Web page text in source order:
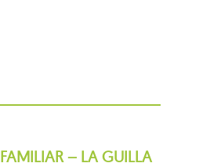
– LA GUILLA